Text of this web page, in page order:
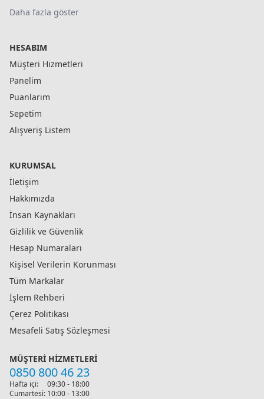
Daha fazla göster
HESABIM
Müşteri Hizmetleri
Panelim
Puanlarım
Sepetim
Alışveriş Listem
KURUMSAL
İletişim
Hakkımızda
İnsan Kaynakları
Gizlilik ve Güvenlik
Hesap Numaraları
Kişisel Verilerin Korunması
Tüm Markalar
İşlem Rehberi
Çerez Politikası
Mesafeli Satış Sözleşmesi
MÜŞTERI HIZMETLERI
0850 800 46 23
Hafta içi:
09:30 - 18:00
Cumartesi: 10:00 - 13:00